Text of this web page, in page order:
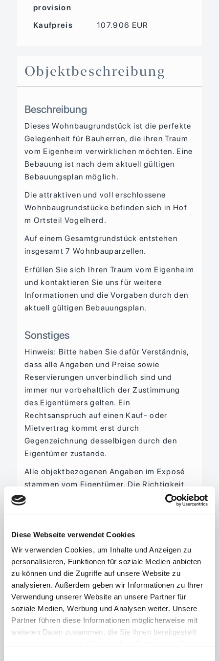
Diese Webseite verwendet Cookies
Wir verwenden Cookies, um Inhalte und Anzeigen zu
personalisieren, Funktionen für soziale Medien anbieten
zu können und die Zugriffe auf unsere Website zu
analysieren. Außerdem geben wir Informationen zu Ihrer
Verwendung unserer Website an unsere Partner für
soziale Medien, Werbung und Analysen weiter. Unsere
Partner führen diese Informationen möglicherweise mit
weiteren Daten zusammen, die Sie ihnen bereitgestellt
provision
Kaufpreis 107.906 EUR
Objekt­beschreibung
Beschreibung
Dieses Wohnbaugrundstück ist die perfekte
Gelegenheit für Bauherren, die ihren Traum
vom Eigenheim verwirklichen möchten. Eine
Bebauung ist nach dem aktuell gültigen
Bebauungsplan möglich.
Die attraktiven und voll erschlossene
Wohnbaugrundstücke befinden sich in Hof
m Ortsteil Vogelherd.
Auf einem Gesamtgrundstück entstehen
insgesamt 7 Wohnbauparzellen.
Erfüllen Sie sich Ihren Traum vom Eigenheim
und kontaktieren Sie uns für weitere
Informationen und die Vorgaben durch den
aktuell gültigen Bebauungsplan.
Sonstiges
Hinweis: Bitte haben Sie dafür Verständnis,
dass alle Angaben und Preise sowie
Reservierungen unverbindlich sind und
immer nur vorbehaltlich der Zustimmung
des Eigentümers gelten. Ein
Rechtsanspruch auf einen Kauf- oder
Mietvertrag kommt erst durch
Gegenzeichnung desselbigen durch den
Eigentümer zustande.
Alle objektbezogenen Angaben im Exposé
stammen vom Eigentümer. Die Richtigkeit
und Vollständigkeit wurde von uns nicht
geprüft und daher übernehmen wir keine
Die Weitergabe der zur Verfügung gestellten
Objektunterlagen und des von uns erstellten
Exposés sind nicht gestattet. Bei
Zuwiderhandlung bleiben
Schadensersatzansprüche vorbehalten.
Direktanfrage